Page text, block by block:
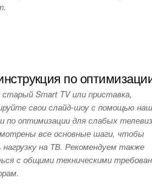
по
старый Smart TV или приставка,
свои слайд-шоу с помощью
по оптимизации для слабых
все основные шаги, чтобы
на ТВ. Рекомендуем также
с общими техническими